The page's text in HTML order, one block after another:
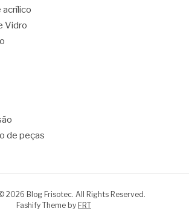
acrílico
Vidro
de peças
2026 Blog Frisotec. All Rights Reserved.
Fashify Theme by FRT